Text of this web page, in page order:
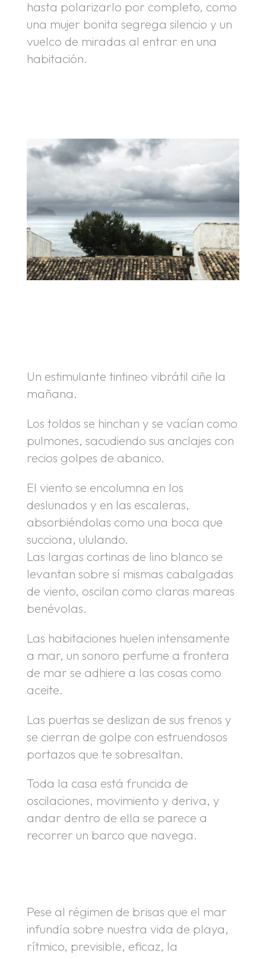
hasta polarizarlo por completo, como
una mujer bonita segrega silencio y un
vuelco de miradas al entrar en una
habitación.
Un estimulante tintineo vibrátil ciñe la
mañana.
Los toldos se hinchan y se vacían como
pulmones, sacudiendo sus anclajes con
recios golpes de abanico.
El viento se encolumna en los
deslunados y en las escaleras,
absorbiéndolas como una boca que
succiona, ululando.
Las largas cortinas de lino blanco se
levantan sobre sí mismas cabalgadas
de viento, oscilan como claras mareas
benévolas.
Las habitaciones huelen intensamente
a mar, un sonoro perfume a frontera
de mar se adhiere a las cosas como
aceite.
Las puertas se deslizan de sus frenos y
se cierran de golpe con estruendosos
portazos que te sobresaltan.
Toda la casa está fruncida de
oscilaciones, movimiento y deriva, y
andar dentro de ella se parece a
recorrer un barco que navega.
Pese al régimen de brisas que el mar
infundía sobre nuestra vida de playa,
rítmico, previsible, eficaz, la